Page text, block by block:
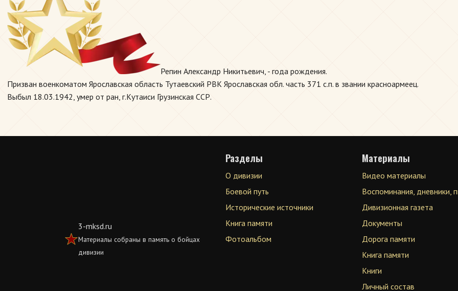
Репин Александр Никитьевич, - года рождения.
Призван военкоматом Ярославская область Тутаевский РВК Ярославская обл. часть 371 с.п. в звании красноармеец.
Выбыл 18.03.1942, умер от ран, г.Кутаиси Грузинская ССР.
3-mksd.ru
Материалы собраны в память о бойцах
дивизии
Разделы
О дивизии
Боевой путь
Исторические источники
Книга памяти
Фотоальбом
Материалы
Видео материалы
Воспоминания, дневники,
Дивизионная газета
Документы
Дорога памяти
Книга памяти
Книги
Личный состав